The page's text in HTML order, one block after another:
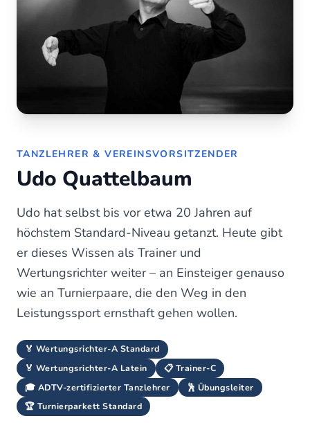
TANZLEHRER & VEREINSVORSITZENDER
Udo Quattelbaum
Udo hat selbst bis vor etwa 20 Jahren auf
höchstem Standard-Niveau getanzt. Heute gibt
er dieses Wissen als Trainer und
Wertungsrichter weiter – an Einsteiger genauso
wie an Turnierpaare, die den Weg in den
Leistungssport ernsthaft gehen wollen.
🏅 Wertungsrichter-A Standard
🏅 Wertungsrichter-A Latein
📋 Trainer-C
🎓 ADTV-zertifizierter Tanzlehrer
🕺 Übungsleiter
🏆 Turnierparkett Standard